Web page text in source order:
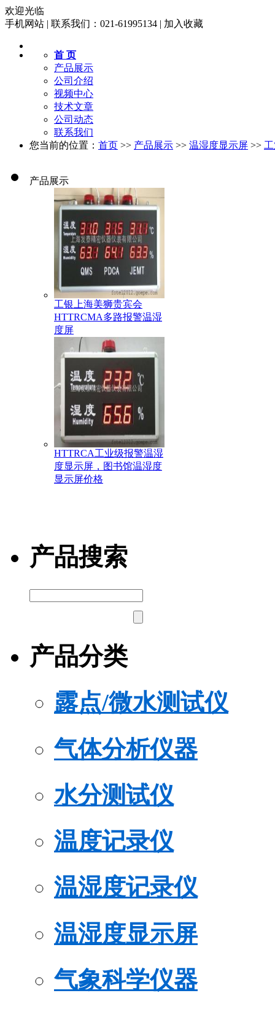
欢迎光临
手机网站 | 联系我们：021-61995134 | 加入收藏
首 页
产品展示
公司介绍
视频中心
技术文章
公司动态
联系我们
您当前的位置： 首页 >> 产品展示 >> 温湿度显示屏 >>
产品展示
工银上海美狮贵宾会
HTTRCMA多路报警温湿
度屏
HTTRCA工业级报警温湿
度显示屏，图书馆温湿度
显示屏价格
产品搜索
产品分类
露点/微水测试仪
气体分析仪器
水分测试仪
温度记录仪
温湿度记录仪
温湿度显示屏
气象科学仪器